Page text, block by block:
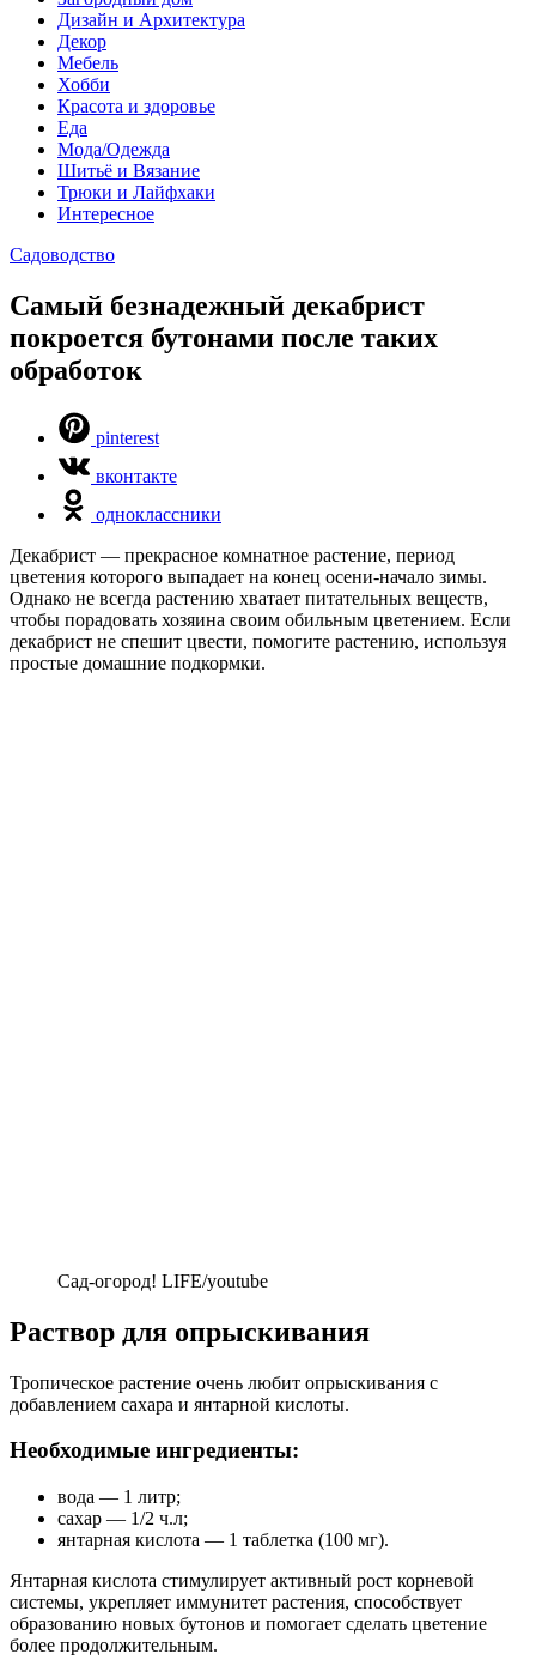
Дизайн и Архитектура
Декор
Мебель
Хобби
Красота и здоровье
Еда
Мода/Одежда
Шитьё и Вязание
Трюки и Лайфхаки
Интересное
Садоводство
Самый безнадежный декабрист
покроется бутонами после таких
обработок
pinterest
вконтакте
одноклассники
Декабрист — прекрасное комнатное растение, период
цветения которого выпадает на конец осени-начало зимы.
Однако не всегда растению хватает питательных веществ,
чтобы порадовать хозяина своим обильным цветением. Если
декабрист не спешит цвести, помогите растению, используя
простые домашние подкормки.
Сад-огород! LIFE/youtube
Раствор для опрыскивания
Тропическое растение очень любит опрыскивания с
добавлением сахара и янтарной кислоты.
Необходимые ингредиенты:
вода — 1 литр;
сахар — 1/2 ч.л;
янтарная кислота — 1 таблетка (100 мг).
Янтарная кислота стимулирует активный рост корневой
системы, укрепляет иммунитет растения, способствует
образованию новых бутонов и помогает сделать цветение
более продолжительным.